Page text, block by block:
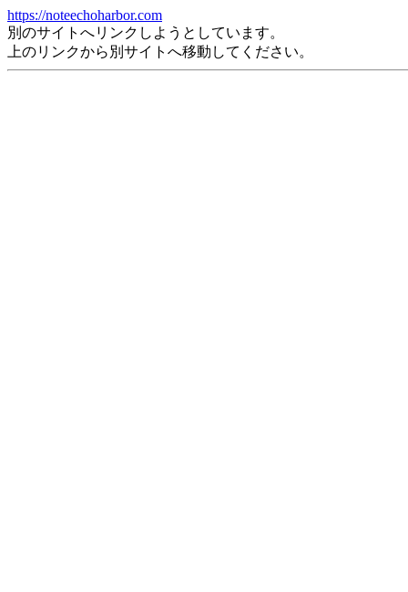
https://noteechoharbor.com
別のサイトへリンクしようとしています。
上のリンクから別サイトへ移動してください。